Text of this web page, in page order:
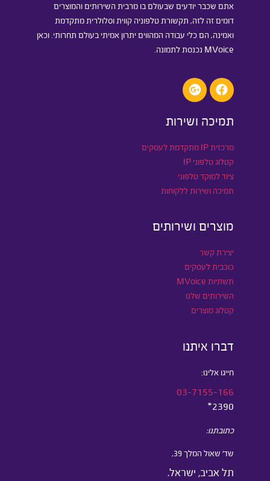
אתם שכבר יודעים שבעולם בו מרבית השירותים והמוצרים
דומים זה לזה, תקשורת טלפוניה קווית וסלולרית מתקדמת
ואמינה, הם כלי עבודה המהווים יתרון אמיתי בעולם תחרותי. וכאן
MVoice נכנסת לתמונה.
תמיכה ושירות
מרכזית IP מתקדמת לעסקים
קטלוג טלפוני IP
ציוד למוקד טלפוני
תמיכה ושירות ללקוחות
מוצרים ושירותים
יצירת קשר
כוכבית לעסקים
תשתיות MVoice
השירותים שלנו
קטלוג מוצרים
דברו איתנו
חייגו אלינו:
03-7155-166
2390*
כתובתנו:
שד’ שאול המלך 39,
תל אביב, ישראל.